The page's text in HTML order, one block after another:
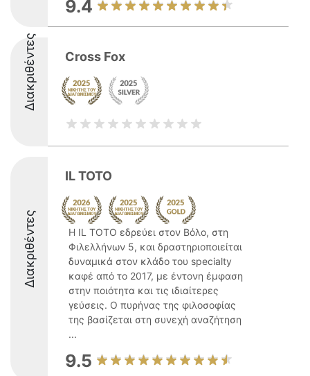
9.4
Διακριθέντες Cross Fox
Διακριθέντες
IL TOTO
Η IL TOTO εδρεύει στον Βόλο, στη
Φιλελλήνων 5, και δραστηριοποιείται
δυναμικά στον κλάδο του specialty
καφέ από το 2017, με έντονη έμφαση
στην ποιότητα και τις ιδιαίτερες
γεύσεις. Ο πυρήνας της φιλοσοφίας
της βασίζεται στη συνεχή αναζήτηση
...
9.5